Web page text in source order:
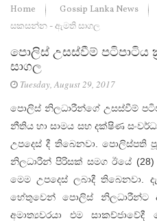
Home Gossip Lanka News
සකසන්න - ඇමති සාගල
පොලිස් උසස්වීම් පටිපාටිය
සාගල
Tuesday, August 29, 2017
පොලිස් නිලධාරීන්ගේ උසස්වීම්
නීතිය හා සාමය සහ දක්ෂිණ
උපදෙස් දී තිබෙනවා. පොලිස්පති
නිලධාරීන් පිරිසක් සමග ඊයේ (28)
මෙම උපදෙස් ලබාදී තිබෙනවා.
හේතුවෙන් පොලිස් නිලධාරීන්ට
අමාත්‍යවරයා එම